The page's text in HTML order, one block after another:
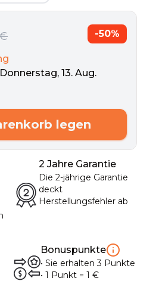
-50%
13. Aug.
legen
2 Jahre Garantie
Die 2-jährige Garantie
deckt
Herstellungsfehler ab
Bonuspunkte
• Sie erhalten 3 Punkte
• 1 Punkt = 1 €